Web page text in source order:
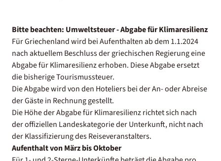
Bitte beachten: Umweltsteuer - Abgabe für Klimaresilienz
Für Griechenland wird bei Aufenthalten ab dem 1.1.2024
nach aktuellem Beschluss der griechischen Regierung eine
Abgabe für Klimaresilienz erhoben. Diese Abgabe ersetzt
die bisherige Tourismussteuer.
Die Abgabe wird von den Hoteliers bei der An- oder Abreise
der Gäste in Rechnung gestellt.
Die Höhe der Abgabe für Klimaresilienz richtet sich nach
der offiziellen Landeskategorie der Unterkunft, nicht nach
der Klassifizierung des Reiseveranstalters.
Aufenthalt von März bis Oktober